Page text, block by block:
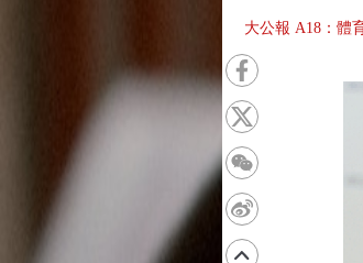
大公報 A18：體